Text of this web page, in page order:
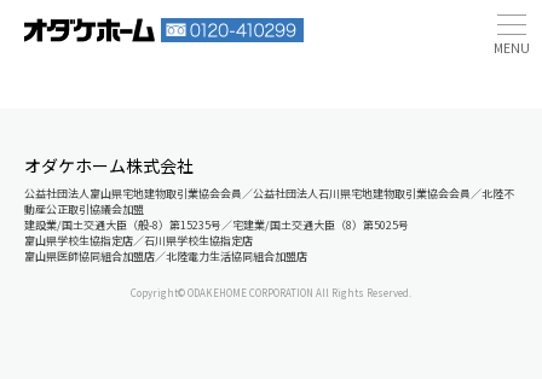
オダケホーム株式会社
公益社団法人富山県宅地建物取引業協会会員／公益社団法人石川県宅地建物取引業協会会員／北陸不
動産公正取引協議会加盟
建設業/国土交通大臣（般-8）第15235号／宅建業/国土交通大臣（8）第5025号
富山県学校生協指定店／石川県学校生協指定店
富山県医師協同組合加盟店／北陸電力生活協同組合加盟店
Copyright© ODAKEHOME CORPORATION All Rights Reserved.